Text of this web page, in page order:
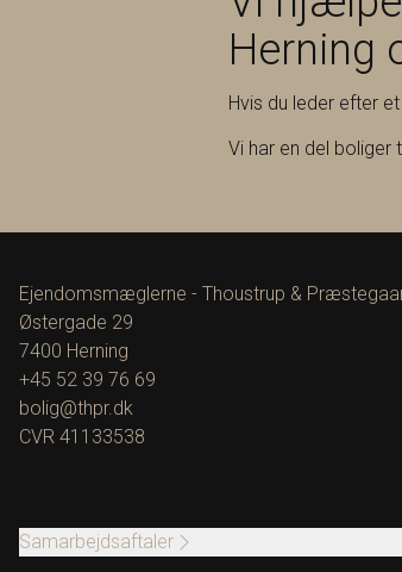
Herning
Hvis du leder efter
Vi har en del boliger
Ejendomsmæglerne - Thoustrup &
Østergade 29
7400 Herning
+45 52 39 76 69
bolig@thpr.dk
CVR 41133538
Samarbejdsaftaler